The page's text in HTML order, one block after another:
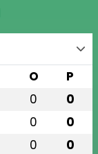
O P
0 0
0 0
0 0